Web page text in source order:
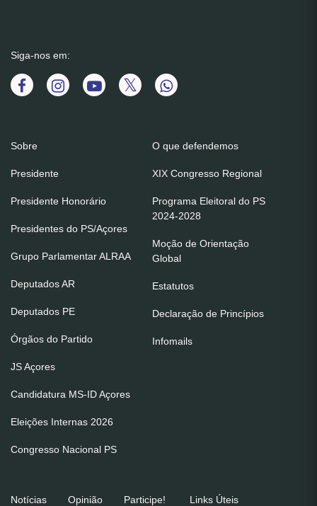
Siga-nos em:
Sobre
Presidente
Presidente Honorário
Presidentes do PS/Açores
Grupo Parlamentar ALRAA
Deputados AR
Deputados PE
Órgãos do Partido
JS Açores
Candidatura MS-ID Açores
Eleições Internas 2026
Congresso Nacional PS
O que defendemos
XIX Congresso Regional
Programa Eleitoral do PS
2024-2028
Moção de Orientação
Global
Estatutos
Declaração de Princípios
Infomails
Notícias Opinião Participe! Links Úteis